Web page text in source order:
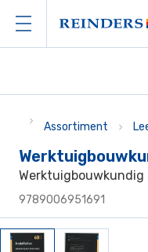
Assortiment
Werktuigbouwkundig
9789006951691